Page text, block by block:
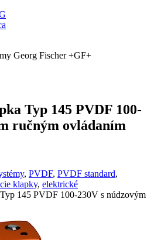
Georg Fischer +GF+
Typ 145 PVDF 100-
ručným ovládaním
, PVDF, PVDF standard,
klapky, elektrické
145 PVDF 100-230V s núdzovým